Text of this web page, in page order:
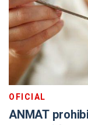
OFICIAL
ANMAT